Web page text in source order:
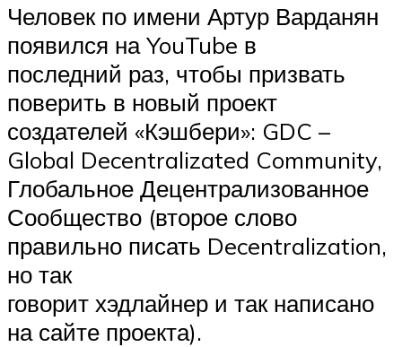
Человек по имени Артур Варданян
появился на YouTube в
последний раз, чтобы призвать
поверить в новый проект
создателей «Кэшбери»: GDC –
Global Decentralizated Community,
Глобальное Децентрализованное
Сообщество (второе слово
правильно писать Decentralization,
но так
говорит хэдлайнер и так написано
на сайте проекта).